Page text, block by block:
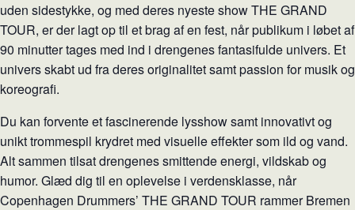
uden sidestykke, og med deres nyeste show THE GRAND
TOUR, er der lagt op til et brag af en fest, når publikum i løbet af
90 minutter tages med ind i drengenes fantasifulde univers. Et
univers skabt ud fra deres originalitet samt passion for musik og
koreografi.
Du kan forvente et fascinerende lysshow samt innovativt og
unikt trommespil krydret med visuelle effekter som ild og vand.
Alt sammen tilsat drengenes smittende energi, vildskab og
humor. Glæd dig til en oplevelse i verdensklasse, når
Copenhagen Drummers’ THE GRAND TOUR rammer Bremen